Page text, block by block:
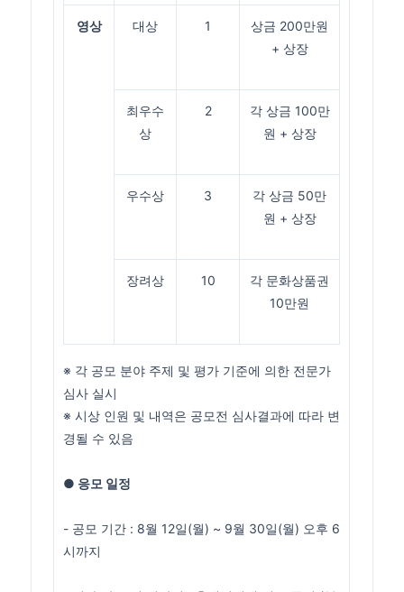
영상 대상 1
상금 200만원
+ 상장
최우수
상
2
각 상금 100만
원 + 상장
우수상 3
각 상금 50만
원 + 상장
장려상 10
각 문화상품권
10만원
※ 각 공모 분야 주제 및 평가 기준에 의한 전문가
심사 실시
※ 시상 인원 및 내역은 공모전 심사결과에 따라 변
경될 수 있음
● 응모 일정
- 공모 기간 : 8월 12일(월) ~ 9월 30일(월) 오후 6
시까지